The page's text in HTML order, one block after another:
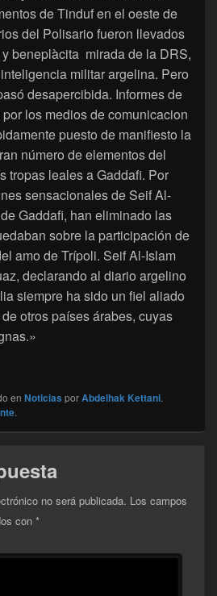
de Tinduf en el oeste de
del Polisario fueron llevados
beneplàcita mirada de la DRS,
militar argelina. Pero
desapercibida. Informes de
los medios de comunicacion
puesto de manifiesto la
número de elementos del
tropas leales a Gaddafi. Por
sensacionales de Seif Al-
Gaddafi, han eliminado las
sobre la participación de
amo de Trípoli. Seif Al-Islam
declarando al diario argelino
siempre ha sido un fiel aliado
otros países árabes, cuyas
en Noticias porAbdelhak Kettani.
.
no será publicada. Los campos
con *